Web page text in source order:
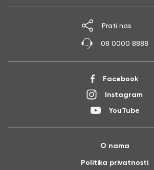
Facebook
Instagram
YouTube
Prati nas
08 0000 8888
O nama
Politika privatnosti